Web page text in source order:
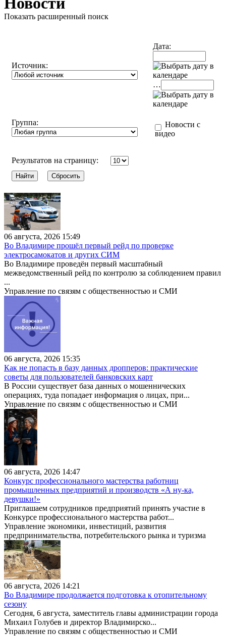
Показать расширенный поиск
Источник:
Дата:
…
Группа:
Новости с
видео
Результатов на страницу:
06 августа, 2026 15:49
Во Владимире прошёл первый рейд по проверке
электросамокатов и других СИМ
Во Владимире проведён первый масштабный
межведомственный рейд по контролю за соблюдением правил
...
Управление по связям с общественностью и СМИ
06 августа, 2026 15:35
Как не попасть в базу данных дропперов: практические
советы для пользователей банковских карт
В России существует база данных о мошеннических
операциях, туда попадает информация о лицах, при...
Управление по связям с общественностью и СМИ
06 августа, 2026 14:47
Конкурс профессионального мастерства работниц
промышленных предприятий и производств «А ну-ка,
девушки!»
Приглашаем сотрудников предприятий принять участие в
Конкурсе профессионального мастерства работ...
Управление экономики, инвестиций, развития
предпринимательства, потребительского рынка и туризма
06 августа, 2026 14:21
Во Владимире продолжается подготовка к отопительному
сезону
Сегодня, 6 августа, заместитель главы администрации города
Михаил Голубев и директор Владимирско...
Управление по связям с общественностью и СМИ